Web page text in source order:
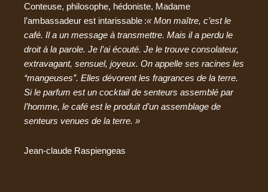
Conteuse, philosophe, hédoniste, Madame
l’ambassadeur est intarissable :« Mon maître, c’est le
café. Il a un message à transmettre. Mais il a perdu le
droit à la parole. Je l’ai écouté. Je le trouve consolateur,
extravagant, sensuel, joyeux. On appelle ses racines les
‘‘mangeuses’’. Elles dévorent les fragrances de la terre.
Si le parfum est un cocktail de senteurs assemblé par
l’homme, le café est le produit d’un assemblage de
senteurs venues de la terre. »
Jean-claude Raspiengeas